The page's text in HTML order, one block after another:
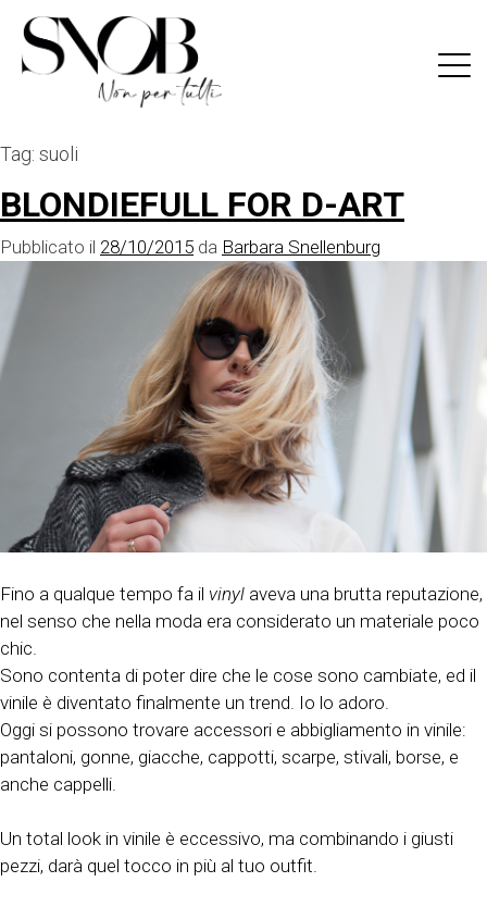
content
Tag: suoli
BLONDIEFULL FOR D-ART
Pubblicato il 28/10/2015 da Barbara Snellenburg
Fino a qualque tempo fa il vinyl aveva una brutta reputazione,
nel senso che nella moda era considerato un materiale poco
chic.
Sono contenta di poter dire che le cose sono cambiate, ed il
vinile è diventato finalmente un trend. Io lo adoro.
Oggi si possono trovare accessori e abbigliamento in vinile:
pantaloni, gonne, giacche, cappotti, scarpe, stivali, borse, e
anche cappelli.
Un total look in vinile è eccessivo, ma combinando i giusti
pezzi, darà quel tocco in più al tuo outfit.